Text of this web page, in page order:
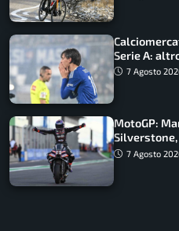
Serie A:
7 Agosto
MotoGP:
7 Agosto